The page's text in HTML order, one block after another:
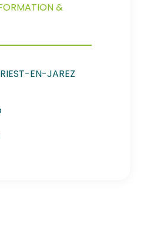
&
EN-JAREZ